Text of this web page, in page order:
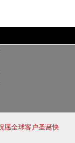
愿全球客户圣诞快